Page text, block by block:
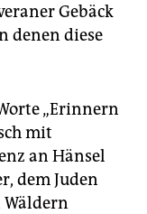
Gebäck
denen diese
„Erinnern
mit
an Hänsel
dem Juden
Wäldern